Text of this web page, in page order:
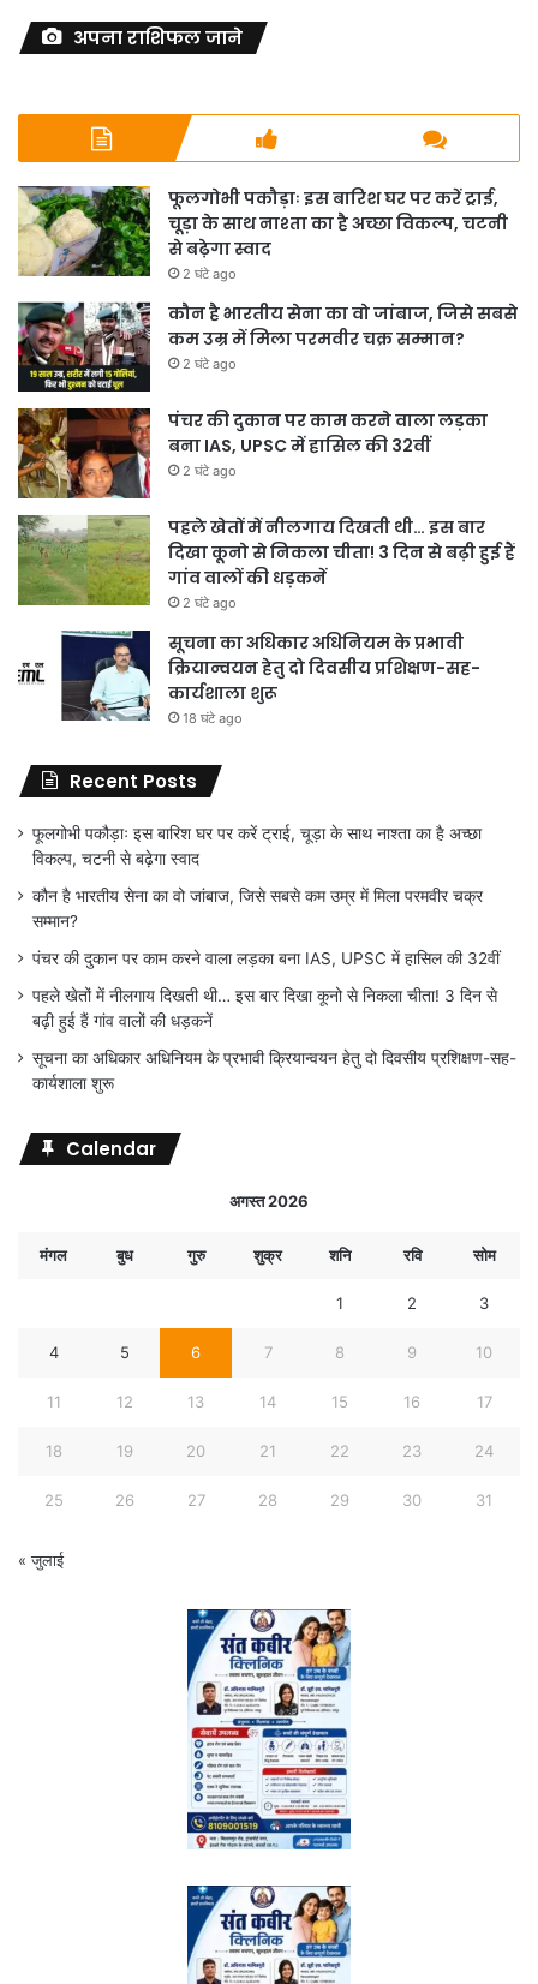
अपना राशिफल जाने
फूलगोभी पकौड़ाः इस बारिश घर पर करें ट्राई,
चूड़ा के साथ नाश्ता का है अच्छा विकल्प, चटनी
से बढ़ेगा स्वाद
2 घंटे ago
कौन है भारतीय सेना का वो जांबाज, जिसे सबसे
कम उम्र में मिला परमवीर चक्र सम्मान?
2 घंटे ago
पंचर की दुकान पर काम करने वाला लड़का
बना IAS, UPSC में हासिल की 32वीं
2 घंटे ago
पहले खेतों में नीलगाय दिखती थी… इस बार
दिखा कूनो से निकला चीता! 3 दिन से बढ़ी हुई हैं
गांव वालों की धड़कनें
2 घंटे ago
सूचना का अधिकार अधिनियम के प्रभावी
क्रियान्वयन हेतु दो दिवसीय प्रशिक्षण-सह-
कार्यशाला शुरू
18 घंटे ago
Recent Posts
फूलगोभी पकौड़ाः इस बारिश घर पर करें ट्राई, चूड़ा के साथ नाश्ता का है अच्छा
विकल्प, चटनी से बढ़ेगा स्वाद
कौन है भारतीय सेना का वो जांबाज, जिसे सबसे कम उम्र में मिला परमवीर चक्र
सम्मान?
पंचर की दुकान पर काम करने वाला लड़का बना IAS, UPSC में हासिल की 32वीं
पहले खेतों में नीलगाय दिखती थी… इस बार दिखा कूनो से निकला चीता! 3 दिन से
बढ़ी हुई हैं गांव वालों की धड़कनें
सूचना का अधिकार अधिनियम के प्रभावी क्रियान्वयन हेतु दो दिवसीय प्रशिक्षण-सह-
कार्यशाला शुरू
Calendar
अगस्त 2026
मंगल बुध गुरु शुक्र शनि रवि सोम
1 2 3
4 5 6 7 8 9 10
11 12 13 14 15 16 17
18 19 20 21 22 23 24
25 26 27 28 29 30 31
« जुलाई